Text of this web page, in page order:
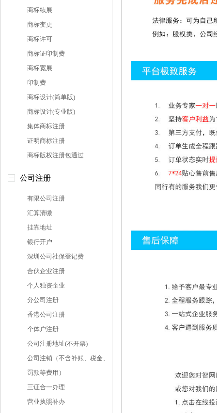
商标续展
商标变更
商标许可
商标证印制费
商标宽展
印制费
商标设计(简单版)
商标设计(专业版)
集体商标注册
证明商标注册
商标版权注册包通过
公司注册
有限公司注册
汇算清缴
挂靠地址
银行开户
深圳公司社保登记费
合伙企业注册
个人独资企业
分公司注册
香港公司注册
个体户注册
公司注册地址(不开票)
公司注销（不含补账、税金、
罚款等费用）
三证合一办理
营业执照补办